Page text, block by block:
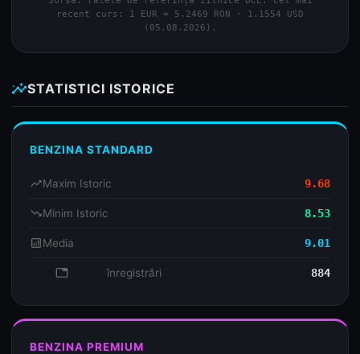
recent curs: 1 EUR = 5.2469 RON · 1.1554 USD
(05.08.2026).
insightsSTATISTICI ISTORICE
BENZINA STANDARD
trending_upMaxim Istoric 9.68
trending_downMinim Istoric 8.53
analyticsMedia 9.01
database înregistrări 884
BENZINA PREMIUM